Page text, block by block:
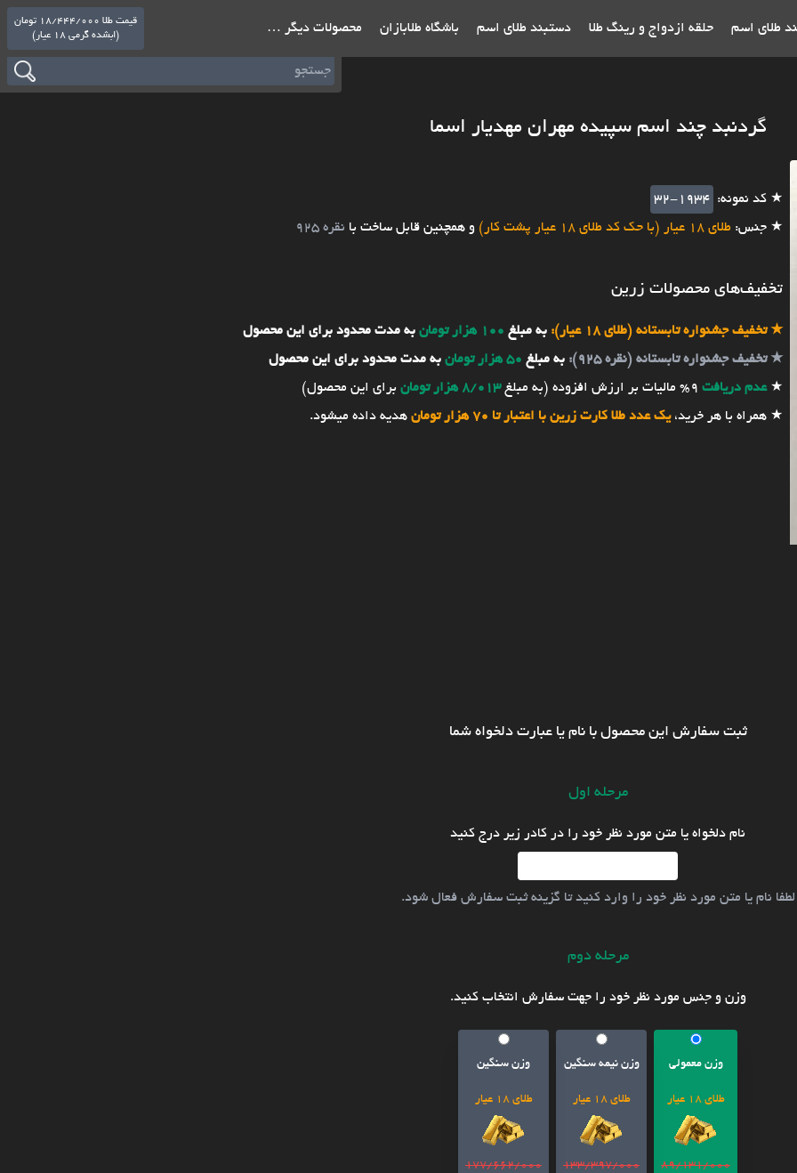
طلای اسم حلقه ازدواج و رینگ طلا دستبند طلای اسم باشگاه طلابازان محصولات دیگر …
قیمت طلا 18/444/000 تومان
(ابشده گرمی 18 عیار)
گردنبد چند اسم سپیده مهران مهدیار اسما
★ کد نمونه: 32-1934
★ جنس: طلای 18 عیار (با حک کد طلای 18 عیار پشت کار) و همچنین قابل ساخت با نقره 925
تخفیف‌های محصولات زرین
★تخفیف جشنواره تابستانه (طلای 18 عیار): به مبلغ 100 هزار تومان
به مدت محدود برای این محصول
★تخفیف جشنواره تابستانه (نقره 925): به مبلغ 50 هزار تومان
به مدت محدود برای این محصول
★عدم دریافت 9% مالیات بر ارزش افزوده (به مبلغ 8/013 هزار تومان
برای این محصول)
★ همراه با هر خرید،یک عدد طلا کارت زرین با اعتبار تا 70 هزار تومان هدیه داده میشود.
ثبت سفارش این محصول با نام یا عبارت دلخواه شما
مرحله اول
نام دلخواه یا متن مورد نظر خود را در کادر زیر درج کنید
لطفا نام یا متن مورد نظر خود را وارد کنید تا گزینه ثبت سفارش فعال شود.
مرحله دوم
وزن و جنس مورد نظر خود را جهت سفارش انتخاب کنید.
وزن معمولی
طلای 18 عیار
89/131/000
وزن نیمه سنگین
طلای 18 عیار
133/397/000
وزن سنگین
طلای 18 عیار
177/662/000